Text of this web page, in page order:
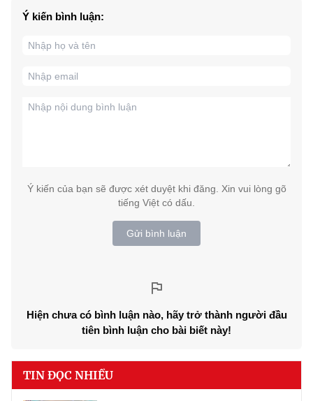
Ý kiến bình luận:
Ý kiến của bạn sẽ được xét duyệt khi đăng. Xin vui lòng gõ
tiếng Việt có dấu.
Gửi bình luận
Hiện chưa có bình luận nào, hãy trở thành người đầu
tiên bình luận cho bài biết này!
TIN ĐỌC NHIỀU